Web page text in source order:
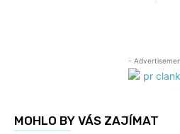
-
MOHLO BY VÁS ZAJÍMAT